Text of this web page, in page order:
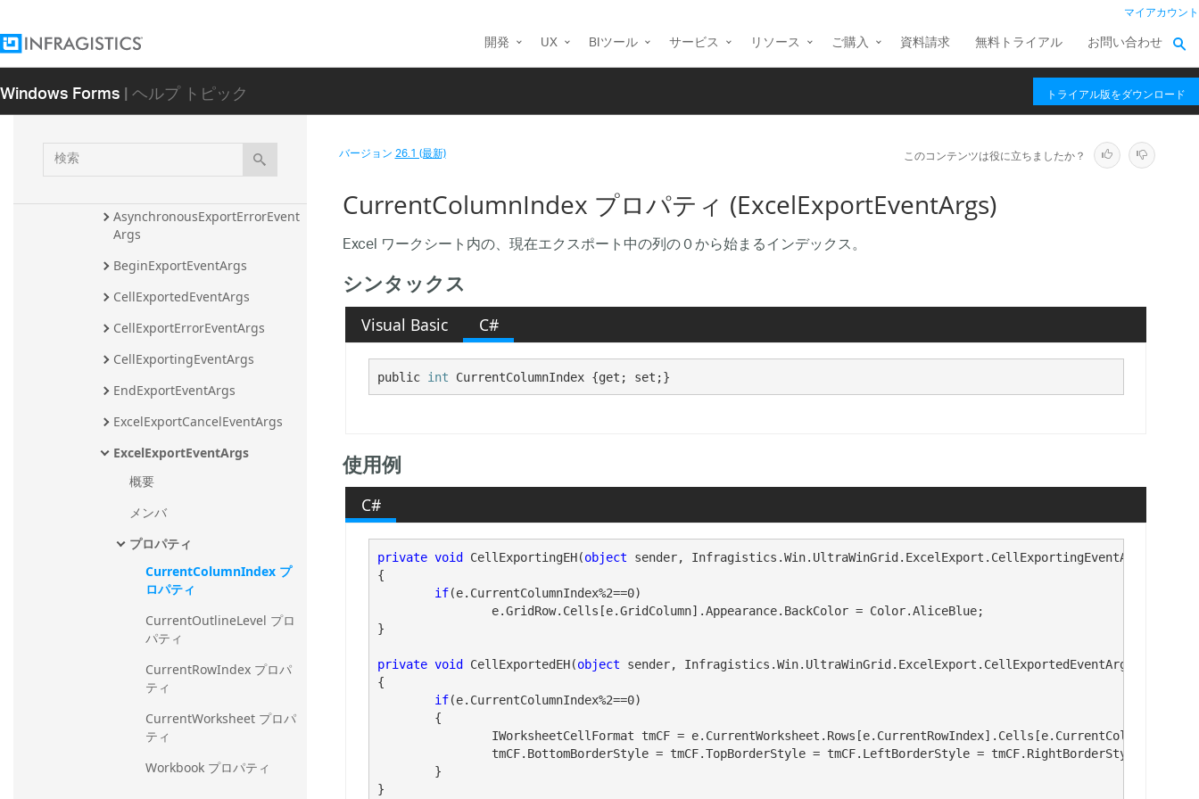
マイアカウント
開発 UX BIツール サービス リソース ご購入 資料請求 無料トライアル お問い合わせ
Windows Forms| ヘルプ トピック トライアル版をダウンロード
検
索
Infragistics.Win.UltraWinGrid.Documen
tExport アセンブリ
Infragistics.Win.UltraWinGrid.ExcelExp
ort アセンブリ
Infragistics.Win.UltraWinGrid.ExcelE
AsynchronousExportErrorEvent
Args
BeginExportEventArgs
CellExportedEventArgs
CellExportErrorEventArgs
CellExportingEventArgs
EndExportEventArgs
ExcelExportCancelEventArgs
ExcelExportEventArgs
概要
メンバ
プロパティ
CurrentColumnIndex プ
ロパティ
CurrentOutlineLevel プロ
パティ
CurrentRowIndex プロパ
ティ
CurrentWorksheet プロパ
ティ
Workbook プロパティ
バージョン26.1 (最新) このコンテンツは役に立ちましたか？
CurrentColumnIndex プロパティ (ExcelExportEventArgs)
Excel ワークシート内の、現在エクスポート中の列の０から始まるインデックス。
シンタックス
Visual Basic C#
public int CurrentColumnIndex {get; set;}
使用例
C#
private void CellExportingEH(object sender, Infragistics.Win.UltraWinGrid.ExcelExport.CellExportingEventArgs e)
{
if(e.CurrentColumnIndex%2==0)
}
private void CellExportedEH(object sender, Infragistics.Win.UltraWinGrid.ExcelExport.CellExportedEventArgs e)
{
if(e.CurrentColumnIndex%2==0)
}